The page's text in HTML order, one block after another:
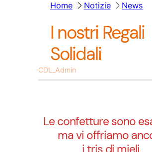
Home Notizie News
I nostri Regali
Solidali
CDL_Admin
Le confetture sono
ma vi offriamo
i tris di mieli,